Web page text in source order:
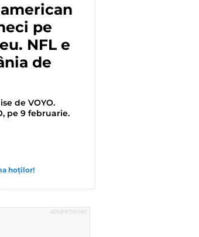
pe
NFL e
de
de VOYO.
pe 9 februarie.
hoților!